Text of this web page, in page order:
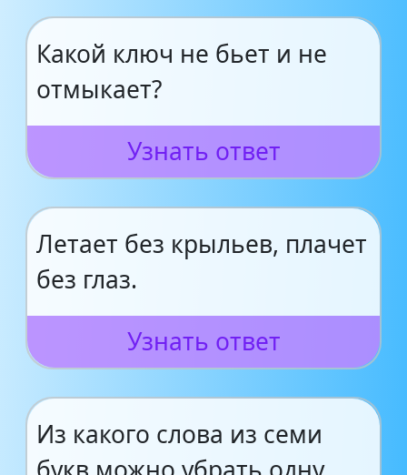
Какой ключ не бьет и не
отмыкает?
Узнать ответ
Летает без крыльев, плачет
без глаз.
Узнать ответ
Из какого слова из семи